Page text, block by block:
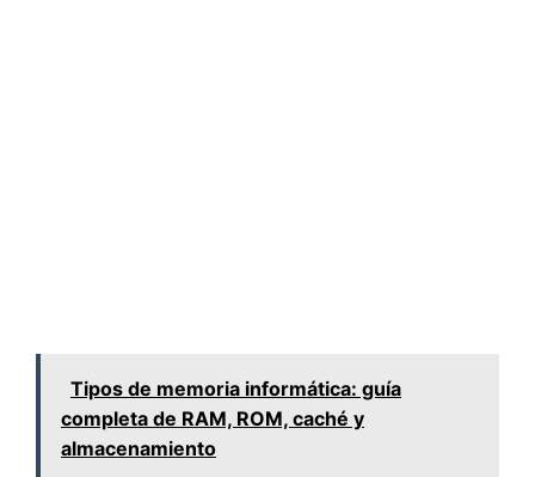
Tipos de memoria informática: guía
completa de RAM, ROM, caché y
almacenamiento